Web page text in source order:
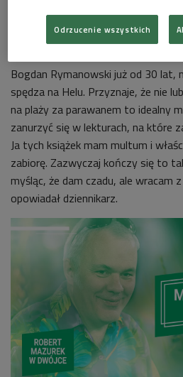
Bogdan Rymanowski już od 30 lat,
spędza na Helu. Przyznaje, że nie
na plaży za parawanem to idealny
zanurzyć się w lekturach, na które
Ja tych książek mam multum i
zabiorę. Zazwyczaj kończy się to
myśląc, że dam czadu, ale
opowiadał dziennikarz.
Odrzucenie wszystkich